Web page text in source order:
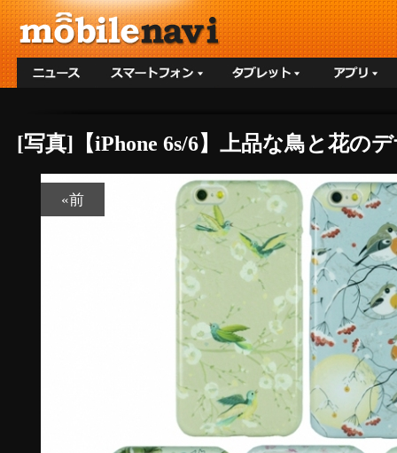
[写真]【iPhone 6s/6】上品な鳥と花の
«前